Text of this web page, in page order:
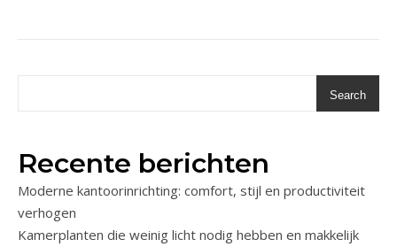
Search
Recente berichten
Moderne kantoorinrichting: comfort, stijl en productiviteit
verhogen
Kamerplanten die weinig licht nodig hebben en makkelijk